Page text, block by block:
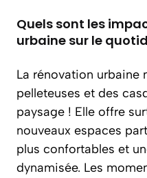
Quels sont les
urbaine sur le
La rénovation urbaine
pelleteuses et des
paysage ! Elle offre
nouveaux espaces
plus confortables et
dynamisée. Les